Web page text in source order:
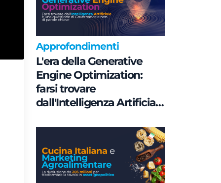
Approfondimenti
L'era della Generative
Engine Optimization:
farsi trovare
dall'Intelligenza Artificiale
Governance e non di
parole chiave